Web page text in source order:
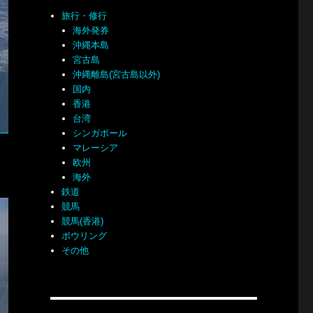
旅行・修行
海外発券
沖縄本島
宮古島
沖縄離島(宮古島以外)
国内
香港
台湾
シンガポール
マレーシア
欧州
海外
鉄道
競馬
競馬(香港)
ボウリング
その他